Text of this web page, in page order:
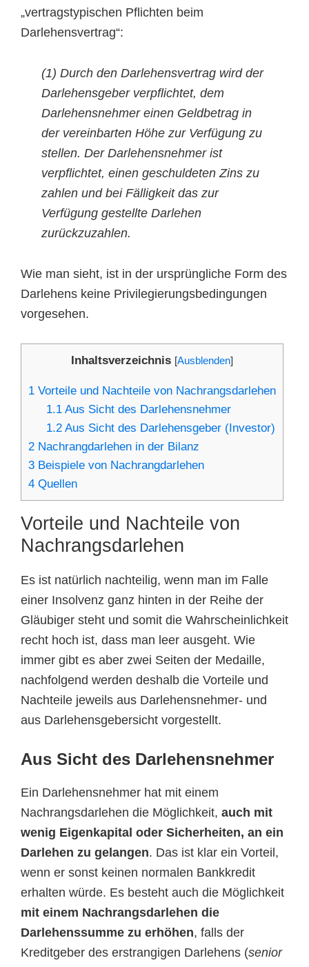
„vertragstypischen Pflichten beim
Darlehensvertrag“:
(1) Durch den Darlehensvertrag wird der
Darlehensgeber verpflichtet, dem
Darlehensnehmer einen Geldbetrag in
der vereinbarten Höhe zur Verfügung zu
stellen. Der Darlehensnehmer ist
verpflichtet, einen geschuldeten Zins zu
zahlen und bei Fälligkeit das zur
Verfügung gestellte Darlehen
zurückzuzahlen.
Wie man sieht, ist in der ursprüngliche Form des
Darlehens keine Privilegierungsbedingungen
vorgesehen.
Inhaltsverzeichnis [Ausblenden]
1 Vorteile und Nachteile von Nachrangsdarlehen
1.1Aus Sicht des Darlehensnehmer
1.2Aus Sicht des Darlehensgeber (Investor)
2 Nachrangdarlehen in der Bilanz
3 Beispiele von Nachrangdarlehen
4 Quellen
Vorteile und Nachteile von
Nachrangsdarlehen
Es ist natürlich nachteilig, wenn man im Falle
einer Insolvenz ganz hinten in der Reihe der
Gläubiger steht und somit die Wahrscheinlichkeit
recht hoch ist, dass man leer ausgeht. Wie
immer gibt es aber zwei Seiten der Medaille,
nachfolgend werden deshalb die Vorteile und
Nachteile jeweils aus Darlehensnehmer- und
aus Darlehensgebersicht vorgestellt.
Aus Sicht des Darlehensnehmer
Ein Darlehensnehmer hat mit einem
Nachrangsdarlehen die Möglichkeit, auch mit
wenig Eigenkapital oder Sicherheiten, an ein
Darlehen zu gelangen. Das ist klar ein Vorteil,
wenn er sonst keinen normalen Bankkredit
erhalten würde. Es besteht auch die Möglichkeit
mit einem Nachrangsdarlehen die
Darlehenssumme zu erhöhen, falls der
Kreditgeber des erstrangigen Darlehens (senior